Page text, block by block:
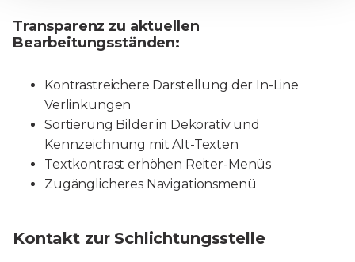
Transparenz zu aktuellen
Bearbeitungsständen:
Kontrastreichere Darstellung der In-Line
Verlinkungen
Sortierung Bilder in Dekorativ und
Kennzeichnung mit Alt-Texten
Textkontrast erhöhen Reiter-Menüs
Zugänglicheres Navigationsmenü
Kontakt zur Schlichtungsstelle